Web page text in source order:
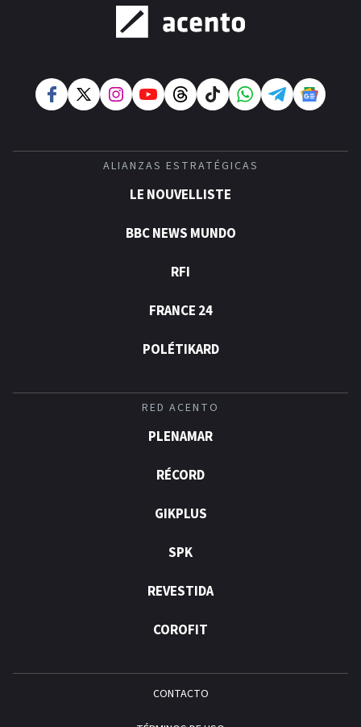
ALIANZAS ESTRATÉGICAS
LE NOUVELLISTE
BBC NEWS MUNDO
RFI
FRANCE 24
POLÉTIKARD
RED ACENTO
PLENAMAR
RÉCORD
GIKPLUS
SPK
REVESTIDA
COROFIT
CONTACTO